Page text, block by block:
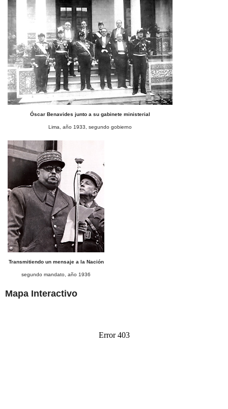
Óscar Benavides junto a su gabinete ministerial
Lima, año 1933, segundo gobierno
Transmitiendo un mensaje a la Nación
segundo mandato, año 1936
Mapa Interactivo